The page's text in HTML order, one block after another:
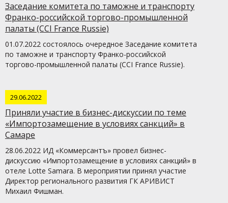
Заседание комитета по таможне и транспорту
Франко-российской торгово-промышленной
палаты (CCI France Russie)
01.07.2022 состоялось очередное Заседание комитета
по таможне и транспорту Франко-российской
торгово-промышленной палаты (CCI France Russie).
29.06.2022
Приняли участие в бизнес-дискуссии по теме
«Импортозамещение в условиях санкций» в
Самаре
28.06.2022 ИД «Коммерсантъ» провел бизнес-
дискуссию «Импортозамещение в условиях санкций» в
отеле Lotte Samara. В мероприятии принял участие
Директор регионального развития ГК АРИВИСТ
Михаил Фишман.